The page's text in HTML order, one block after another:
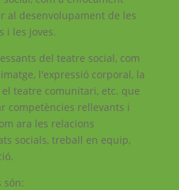
al desenvolupament de les
i les joves.
del teatre social, com
l'expressió corporal, la
teatre comunitari, etc. que
competències rellevants i
ara les relacions
socials, treball en equip,
són: